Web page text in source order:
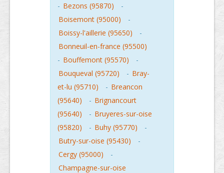
- Bezons (95870)
-
Boisemont (95000)
-
Boissy-l'aillerie (95650)
-
Bonneuil-en-france (95500)
- Bouffemont (95570)
-
Bouqueval (95720)
- Bray-
et-lu (95710)
- Breancon
(95640)
- Brignancourt
(95640)
- Bruyeres-sur-oise
(95820)
- Buhy (95770)
-
Butry-sur-oise (95430)
-
Cergy (95000)
-
Champagne-sur-oise